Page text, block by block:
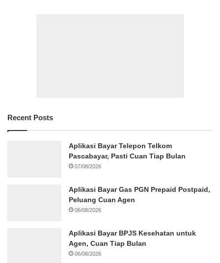
Recent Posts
Aplikasi Bayar Telepon Telkom
Pascabayar, Pasti Cuan Tiap Bulan
07/08/2026
Aplikasi Bayar Gas PGN Prepaid Postpaid,
Peluang Cuan Agen
06/08/2026
Aplikasi Bayar BPJS Kesehatan untuk
Agen, Cuan Tiap Bulan
06/08/2026